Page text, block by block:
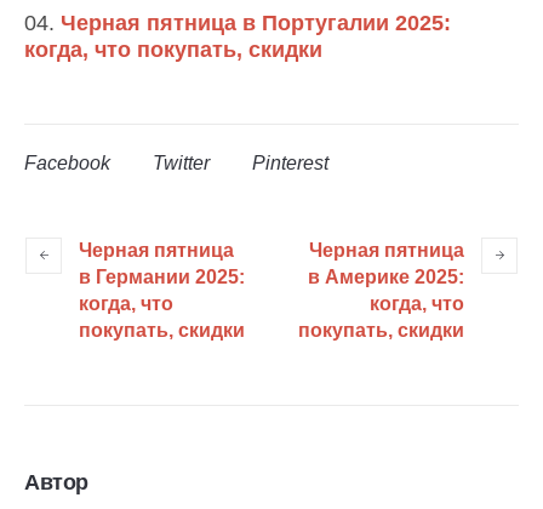
Черная пятница в Португалии 2025:
когда, что покупать, скидки
Facebook Twitter Pinterest
Черная пятница
в Германии 2025:
когда, что
покупать, скидки
Черная пятница
в Америке 2025:
когда, что
покупать, скидки
Автор